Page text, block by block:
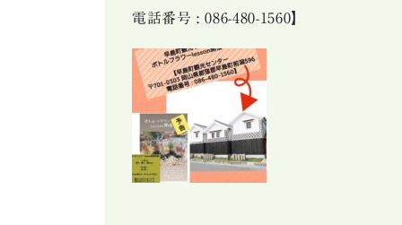
電話番号 : 086-480-1560】